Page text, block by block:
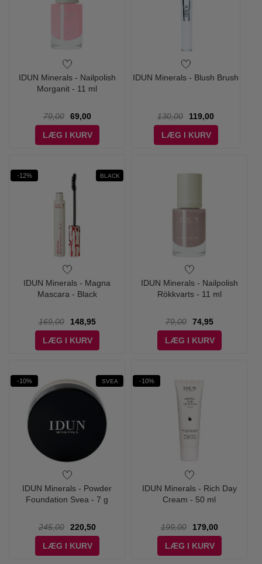
IDUN Minerals - Nailpolish
Morganit - 11 ml
79,00
69,00
LÆG I KURV
IDUN Minerals - Blush Brush
130,00
119,00
LÆG I KURV
-12% BLACK
IDUN Minerals - Magna
Mascara - Black
169,00
148,95
LÆG I KURV
IDUN Minerals - Nailpolish
Rökkvarts - 11 ml
79,00
74,95
LÆG I KURV
-10% SVEA
IDUN Minerals - Powder
Foundation Svea - 7 g
245,00
220,50
LÆG I KURV
-10%
IDUN Minerals - Rich Day
Cream - 50 ml
199,00
179,00
LÆG I KURV